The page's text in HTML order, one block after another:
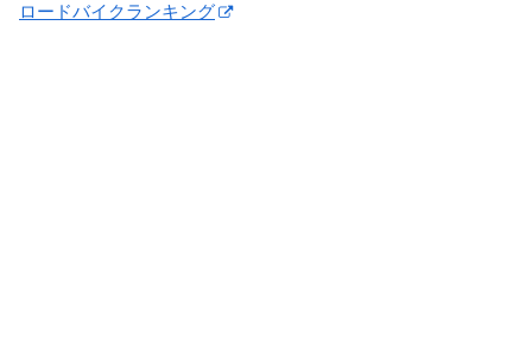
ロードバイクランキング